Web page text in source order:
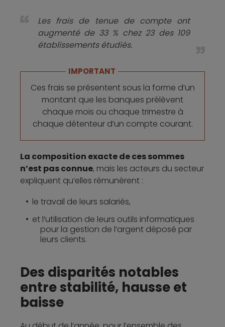
Les frais de tenue de compte ont
augmenté de 33 % chez 23 des 109
établissements étudiés.
IMPORTANT
Ces frais se présentent sous la forme d’un
montant que les banques prélèvent
chaque mois ou chaque trimestre à
chaque détenteur d’un compte courant.
La composition exacte de ces sommes
n’est pas connue, mais les acteurs du secteur
expliquent qu’elles rémunèrent :
le travail de leurs salariés,
et l’utilisation de leurs outils informatiques
pour la gestion de l’argent déposé par
leurs clients.
Des disparités notables
entre stabilité, hausse et
baisse